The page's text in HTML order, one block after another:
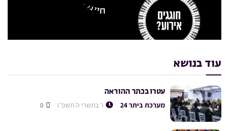
עוד בנושא
עטרו בכתר ההוראה
מערכת ביתר 24 ו׳ בתשרי ה׳תשפ״ו